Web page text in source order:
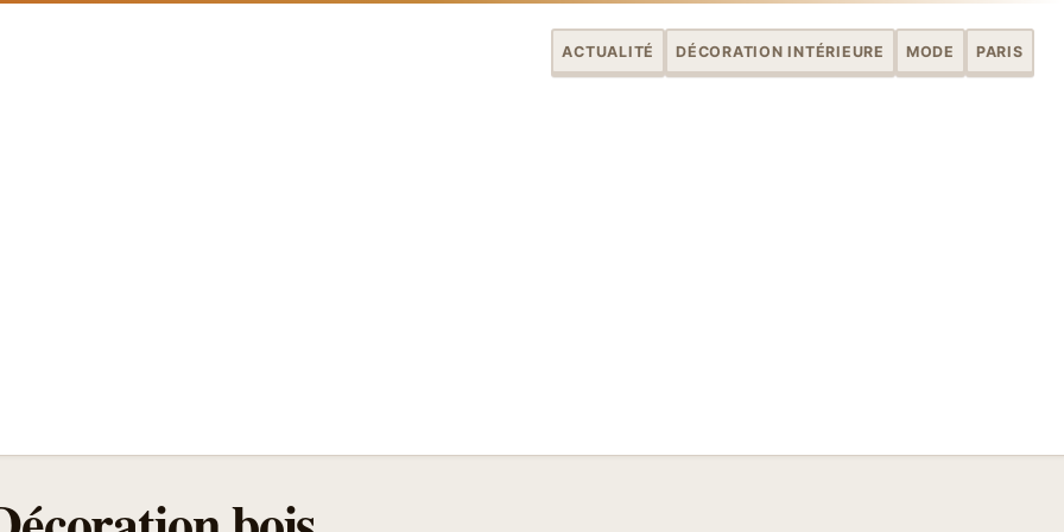
ACTUALITÉ DÉCORATION INTÉRIEURE MODE PARIS